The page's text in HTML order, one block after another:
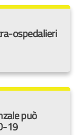
ospedalieri
può
19